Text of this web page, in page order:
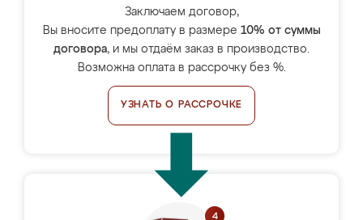
Заключаем договор,
Вы вносите предоплату в размере 10% от суммы
договора, и мы отдаём заказ в производство.
Возможна оплата в рассрочку без %.
УЗНАТЬ О РАССРОЧКЕ